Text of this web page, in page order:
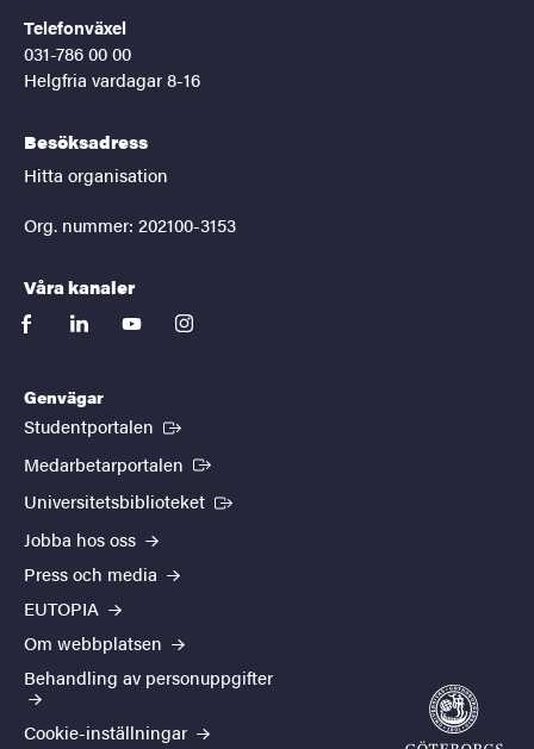
Telefonväxel
031-786 00 00
Helgfria vardagar 8-16
Besöksadress
Hitta organisation
Org. nummer: 202100-3153
Våra kanaler
facebooklinkedinyoutubeinstagram
Genvägar
Studentportalen (Extern länk)
Medarbetarportalen (Extern länk)
Universitetsbiblioteket (Extern länk)
Jobba hos oss
Press och media
EUTOPIA
Om webbplatsen
Behandling av personuppgifter
Cookie-inställningar